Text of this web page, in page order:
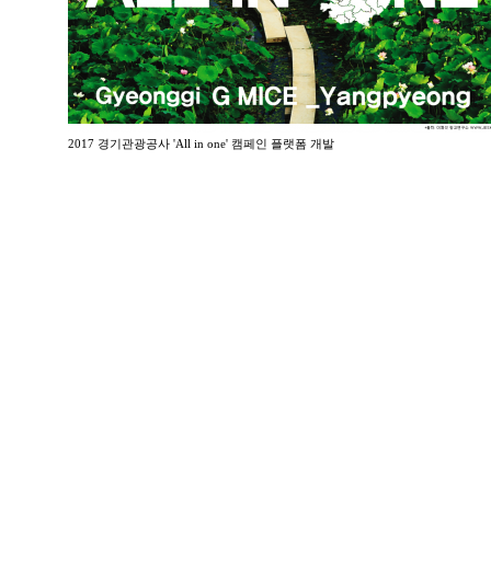
2017 경기관광공사 'All in one' 캠페인 플랫폼 개발